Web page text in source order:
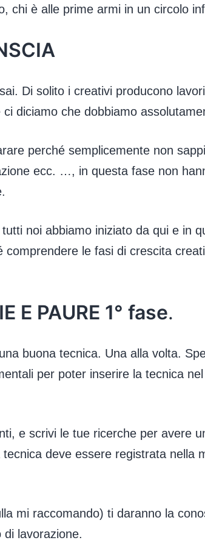
chi è alle prime armi in un circolo
Di solito i creativi producono
diciamo che dobbiamo
perché semplicemente non
ecc. …, in questa fase non
noi abbiamo iniziato da qui e in
le fasi di crescita
E PAURE 1° fase.
buona tecnica. Una alla volta.
per poter inserire la tecnica
e scrivi le tue ricerche per avere
deve essere registrata nella
mi raccomando) ti daranno la
lavorazione.